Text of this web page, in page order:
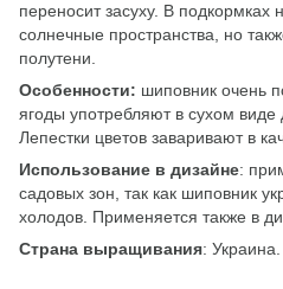
переносит засуху. В подкормках
солнечные пространства, но
полутени.
Особенности: шиповник очень
ягоды употребляют в сухом виде
Лепестки цветов заваривают в
Использование в дизайне:
садовых зон, так как шиповник
холодов. Применяется также в
Страна выращивания: Украина.